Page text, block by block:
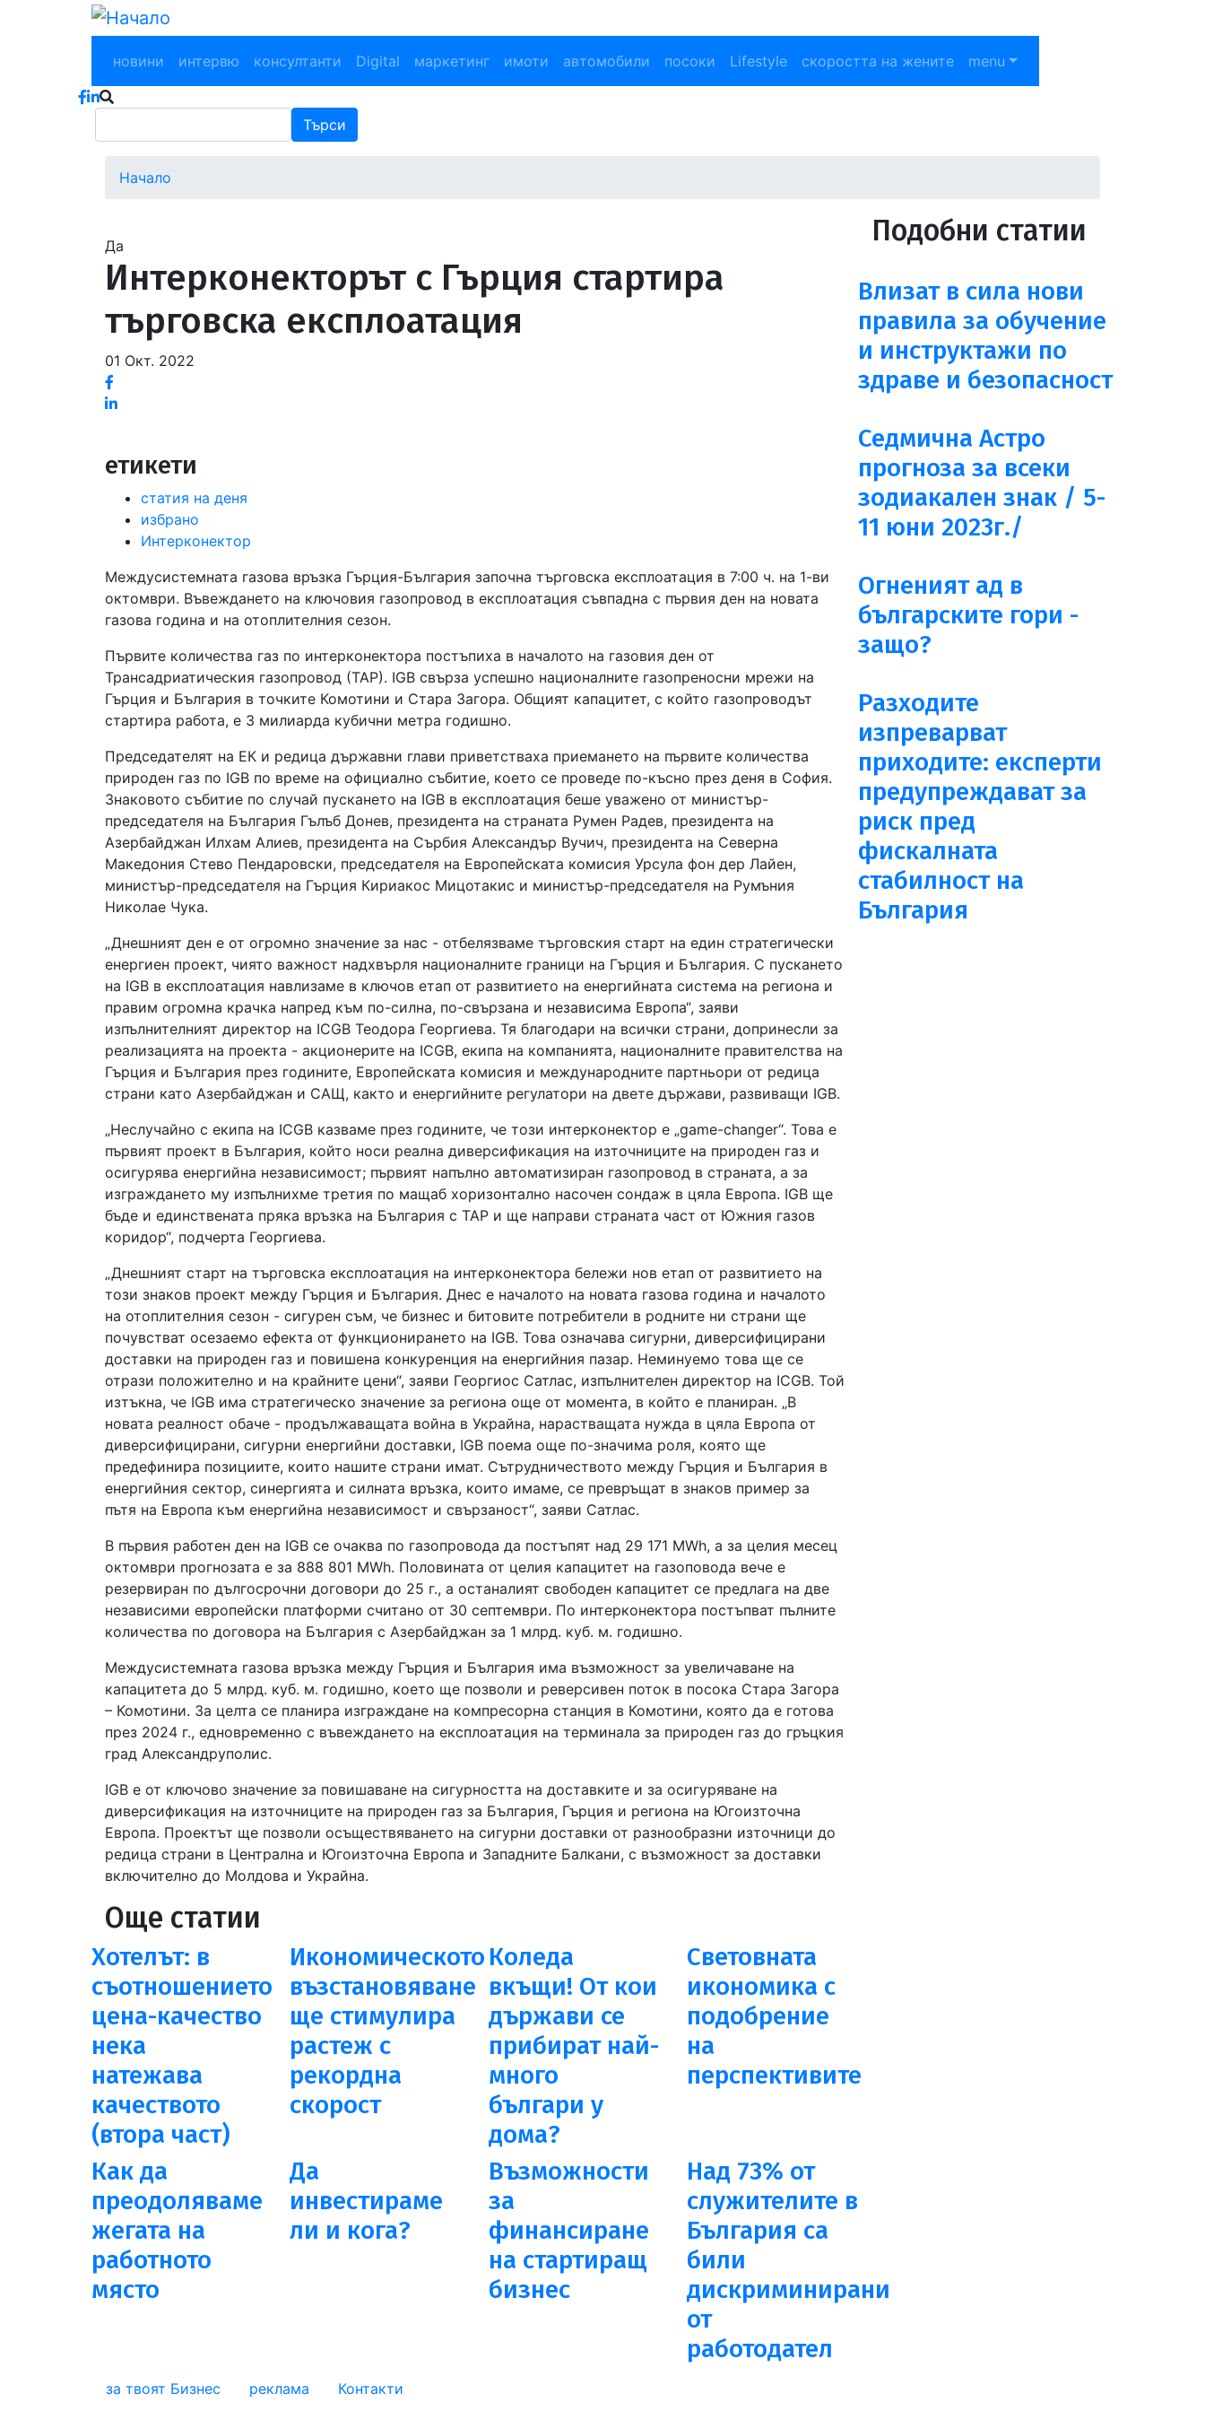
Main navigation
новини интервю консултанти Digital маркетинг имоти автомобили посоки Lifestyle скоростта на жените menu
Търси
Начало
снимка
Да
Интерконекторът с Гърция стартира
търговска експлоатация
01 Окт. 2022
етикети
статия на деня
избрано
Интерконектор
Междусистемната газова връзка Гърция-България започна търговска експлоатация в 7:00 ч. на 1-ви
октомври. Въвеждането на ключовия газопровод в експлоатация съвпадна с първия ден на новата
газова година и на отоплителния сезон.
Първите количества газ по интерконектора постъпиха в началото на газовия ден от
Трансадриатическия газопровод (ТАР). IGB свърза успешно националните газопреносни мрежи на
Гърция и България в точките Комотини и Стара Загора. Общият капацитет, с който газопроводът
стартира работа, е 3 милиарда кубични метра годишно.
Председателят на ЕК и редица държавни глави приветстваха приемането на първите количества
природен газ по IGB по време на официално събитие, което се проведе по-късно през деня в София.
Знаковото събитие по случай пускането на IGB в експлоатация беше уважено от министър-
председателя на България Гълъб Донев, президента на страната Румен Радев, президента на
Азербайджан Илхам Алиев, президента на Сърбия Александър Вучич, президента на Северна
Македония Стево Пендаровски, председателя на Европейската комисия Урсула фон дер Лайен,
министър-председателя на Гърция Кириакос Мицотакис и министър-председателя на Румъния
Николае Чука.
„Днешният ден е от огромно значение за нас - отбелязваме търговския старт на един стратегически
енергиен проект, чиято важност надхвърля националните граници на Гърция и България. С пускането
на IGB в експлоатация навлизаме в ключов етап от развитието на енергийната система на региона и
правим огромна крачка напред към по-силна, по-свързана и независима Европа“, заяви
изпълнителният директор на ICGB Теодора Георгиева. Тя благодари на всички страни, допринесли за
реализацията на проекта - акционерите на ICGB, екипа на компанията, националните правителства на
Гърция и България през годините, Европейската комисия и международните партньори от редица
страни като Азербайджан и САЩ, както и енергийните регулатори на двете държави, развиващи IGB.
„Неслучайно с екипа на ICGB казваме през годините, че този интерконектор е „game-changer“. Това е
първият проект в България, който носи реална диверсификация на източниците на природен газ и
осигурява енергийна независимост; първият напълно автоматизиран газопровод в страната, а за
изграждането му изпълнихме третия по мащаб хоризонтално насочен сондаж в цяла Европа. IGB ще
бъде и единствената пряка връзка на България с TAP и ще направи страната част от Южния газов
коридор“, подчерта Георгиева.
„Днешният старт на търговска експлоатация на интерконектора бележи нов етап от развитието на
този знаков проект между Гърция и България. Днес е началото на новата газова година и началото
на отоплителния сезон - сигурен съм, че бизнес и битовите потребители в родните ни страни ще
почувстват осезаемо ефекта от функционирането на IGB. Това означава сигурни, диверсифицирани
доставки на природен газ и повишена конкуренция на енергийния пазар. Неминуемо това ще се
отрази положително и на крайните цени“, заяви Георгиос Сатлас, изпълнителен директор на ICGB. Той
изтъкна, че IGB има стратегическо значение за региона още от момента, в който е планиран. „В
новата реалност обаче - продължаващата война в Украйна, нарастващата нужда в цяла Европа от
диверсифицирани, сигурни енергийни доставки, IGB поема още по-значима роля, която ще
предефинира позициите, които нашите страни имат. Сътрудничеството между Гърция и България в
енергийния сектор, синергията и силната връзка, които имаме, се превръщат в знаков пример за
пътя на Европа към енергийна независимост и свързаност“, заяви Сатлас.
В първия работен ден на IGB се очаква по газопровода да постъпят над 29 171 MWh, а за целия месец
октомври прогнозата е за 888 801 MWh. Половината от целия капацитет на газоповода вече е
резервиран по дългосрочни договори до 25 г., а останалият свободен капацитет се предлага на две
независими европейски платформи считано от 30 септември. По интерконектора постъпват пълните
количества по договора на България с Азербайджан за 1 млрд. куб. м. годишно.
Междусистемната газова връзка между Гърция и България има възможност за увеличаване на
капацитета до 5 млрд. куб. м. годишно, което ще позволи и реверсивен поток в посока Стара Загора
– Комотини. За целта се планира изграждане на компресорна станция в Комотини, която да е готова
през 2024 г., едновременно с въвеждането на експлоатация на терминала за природен газ до гръцкия
град Александруполис.
IGB е от ключово значение за повишаване на сигурността на доставките и за осигуряване на
диверсификация на източниците на природен газ за България, Гърция и региона на Югоизточна
Европа. Проектът ще позволи осъществяването на сигурни доставки от разнообразни източници до
редица страни в Централна и Югоизточна Европа и Западните Балкани, с възможност за доставки
включително до Молдова и Украйна.
Още статии
Хотелът: в
съотношението
цена-качество
нека
натежава
качеството
(втора част)
Икономическото
възстановяване
ще стимулира
растеж с
рекордна
скорост
Коледа
вкъщи! От кои
държави се
прибират най-
много
българи у
дома?
Световната
икономика с
подобрение
на
перспективите
Как да
преодоляваме
жегата на
работното
място
Да
инвестираме
ли и кога?
Възможности
за
финансиране
на стартиращ
бизнес
Над 73% от
служителите в
България са
били
дискриминирани
от
работодател
Подобни статии
Влизат в сила нови
правила за обучение
и инструктажи по
здраве и безопасност
Седмична Астро
прогноза за всеки
зодиакален знак / 5-
11 юни 2023г./
Огненият ад в
българските гори -
защо?
Разходите
изпреварват
приходите: експерти
предупреждават за
риск пред
фискалната
стабилност на
България
за твоят Бизнес реклама Контакти